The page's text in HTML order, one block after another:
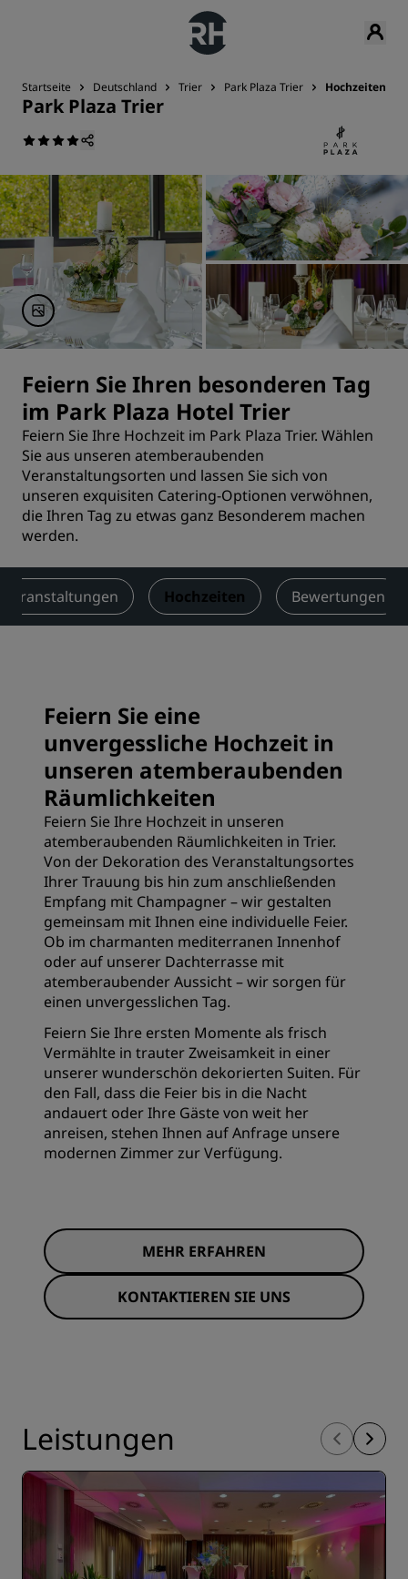
Startseite Deutschland Trier Park Plaza Trier Hochzeiten
Park Plaza Trier
Feiern Sie Ihren besonderen Tag
im Park Plaza Hotel Trier
Feiern Sie Ihre Hochzeit im Park Plaza Trier. Wählen
Sie aus unseren atemberaubenden
Veranstaltungsorten und lassen Sie sich von
unseren exquisiten Catering-Optionen verwöhnen,
die Ihren Tag zu etwas ganz Besonderem machen
werden.
Hochzeiten Bewertungen
Feiern Sie eine
unvergessliche Hochzeit in
unseren atemberaubenden
Räumlichkeiten
Feiern Sie Ihre Hochzeit in unseren
atemberaubenden Räumlichkeiten in Trier.
Von der Dekoration des Veranstaltungsortes
Ihrer Trauung bis hin zum anschließenden
Empfang mit Champagner – wir gestalten
gemeinsam mit Ihnen eine individuelle Feier.
Ob im charmanten mediterranen Innenhof
oder auf unserer Dachterrasse mit
atemberaubender Aussicht – wir sorgen für
einen unvergesslichen Tag.
Feiern Sie Ihre ersten Momente als frisch
Vermählte in trauter Zweisamkeit in einer
unserer wunderschön dekorierten Suiten. Für
den Fall, dass die Feier bis in die Nacht
andauert oder Ihre Gäste von weit her
anreisen, stehen Ihnen auf Anfrage unsere
modernen Zimmer zur Verfügung.
MEHR ERFAHREN
KONTAKTIEREN SIE UNS
Leistungen